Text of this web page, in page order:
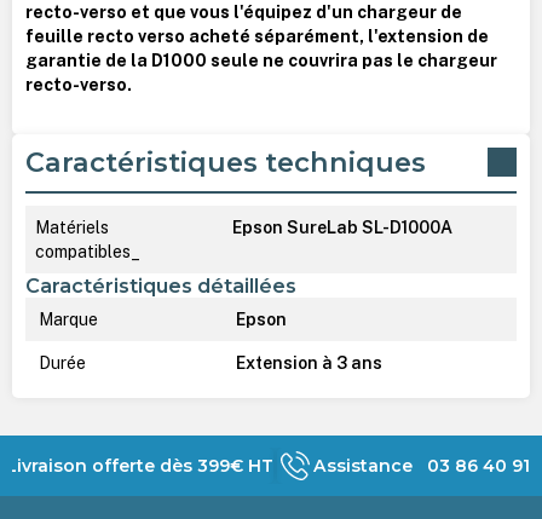
recto-verso et que vous l'équipez d'un chargeur de
feuille recto verso acheté séparément, l'extension de
garantie de la D1000 seule ne couvrira pas le chargeur
recto-verso.
Caractéristiques techniques
Matériels
compatibles_
Epson SureLab SL-D1000A
Caractéristiques détaillées
Marque Epson
Durée Extension à 3 ans
Livraison offerte dès 399€ HT Assistance 03 86 40 91